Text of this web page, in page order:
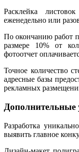
Расклейка
еженедельно или
По окончанию работ
размере 10% от
фотоотчет
Точное количество
адресные базы
рекламных
Дополнительные
Разработка
выявить главное